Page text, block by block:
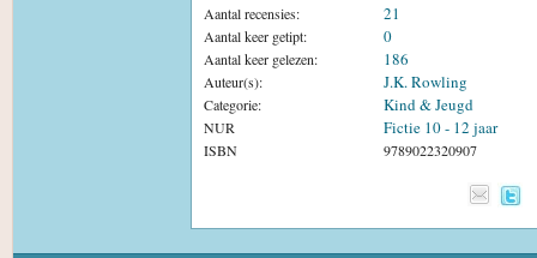
Aantal recensies:
21
Aantal keer getipt: 0
Aantal keer gelezen: 186
Auteur(s): J.K. Rowling
Categorie: Kind & Jeugd
NUR Fictie 10 - 12 jaar
ISBN 9789022320907